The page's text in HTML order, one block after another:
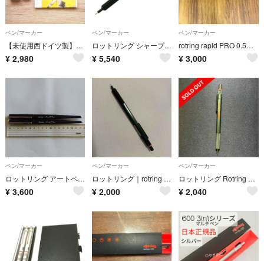
ペン/マーカー
【未使用西ドイツ製】ロットリング イソグラフ 0.3mm 当時物インクセット
¥ 2,980
ペン/マーカー
ロットリング シャープペンシル 600 メカニカルペンシル カモフラージュグリーン ROTRING【AFI3】
¥ 5,540
ペン/マーカー
rotring rapid PRO 0.5mm シルバー シャーペン
¥ 3,000
ペン/マーカー
ロットリング アートペン rotring Art Pen 2本セット
¥ 3,600
ペン/マーカー
ロットリング｜rotring 500 メカニカルペンシル 0.5mm グリーン
¥ 2,000
ペン/マーカー
ロットリング Rotring 600 メカニカルペンシル カモフラージュグリーン
¥ 2,040